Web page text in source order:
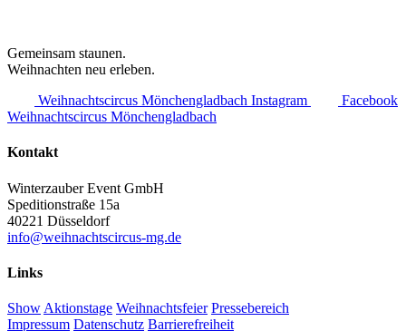
Gemeinsam staunen.
Weihnachten neu erleben.
Weihnachtscircus Mönchengladbach Instagram
Facebook
Weihnachtscircus Mönchengladbach
Kontakt
Winterzauber Event GmbH
Speditionstraße 15a
40221 Düsseldorf
info@weihnachtscircus-mg.de
Links
Show Aktionstage Weihnachtsfeier Pressebereich
Impressum Datenschutz Barrierefreiheit